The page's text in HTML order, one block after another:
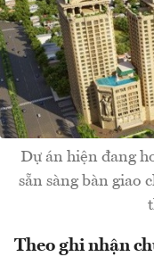
Dự án hiện đang
sẵn sàng bàn giao
Theo ghi nhận